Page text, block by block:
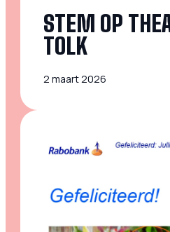
STEM OP
TOLK
2 maart 2026